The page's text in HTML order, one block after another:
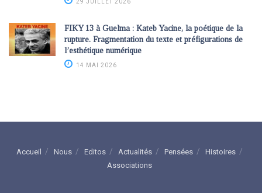
29 JUILLET 2026
FIKY 13 à Guelma : Kateb Yacine, la poétique de la
rupture. Fragmentation du texte et préfigurations de
l’esthétique numérique
14 MAI 2026
Accueil Nous Editos Actualités Pensées
Histoires
Associations